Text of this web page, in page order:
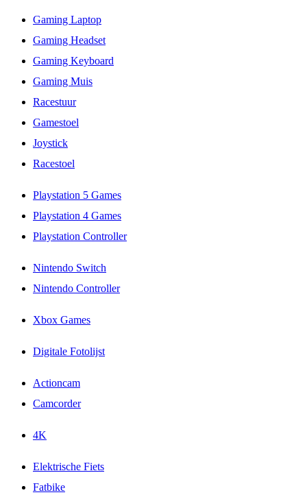
Gaming Laptop
Gaming Headset
Gaming Keyboard
Gaming Muis
Racestuur
Gamestoel
Joystick
Racestoel
Playstation 5 Games
Playstation 4 Games
Playstation Controller
Nintendo Switch
Nintendo Controller
Xbox Games
Digitale Fotolijst
Actioncam
Camcorder
4K
Elektrische Fiets
Fatbike